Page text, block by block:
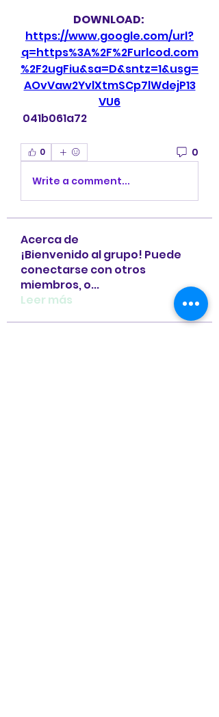
https://www.google.com/url?
q=https%3A%2F%2Furlcod.com
%2F2ugFiu&sa=D&sntz=1&usg=
AOvVaw2YvlXtmSCp7lWdejP13
VU6
041b061a72
0 0
Write a comment...
Acerca de
¡Bienvenido al grupo! Puede
conectarse con otros
miembros, o...
Leer más